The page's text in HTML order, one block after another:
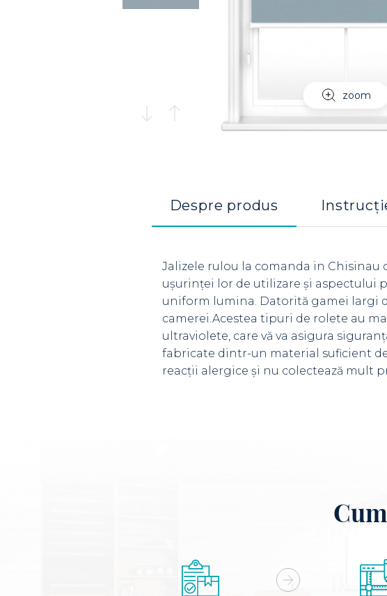
zoom
Despre produs
Jalizele rulou la comanda in
ușurinței lor de utilizare și aspectului
uniform lumina. Datorită gamei largi
camerei.Acestea tipuri de rolete au
ultraviolete, care vă va asigura
fabricate dintr-un material suficient
reacții alergice și nu colectează mult